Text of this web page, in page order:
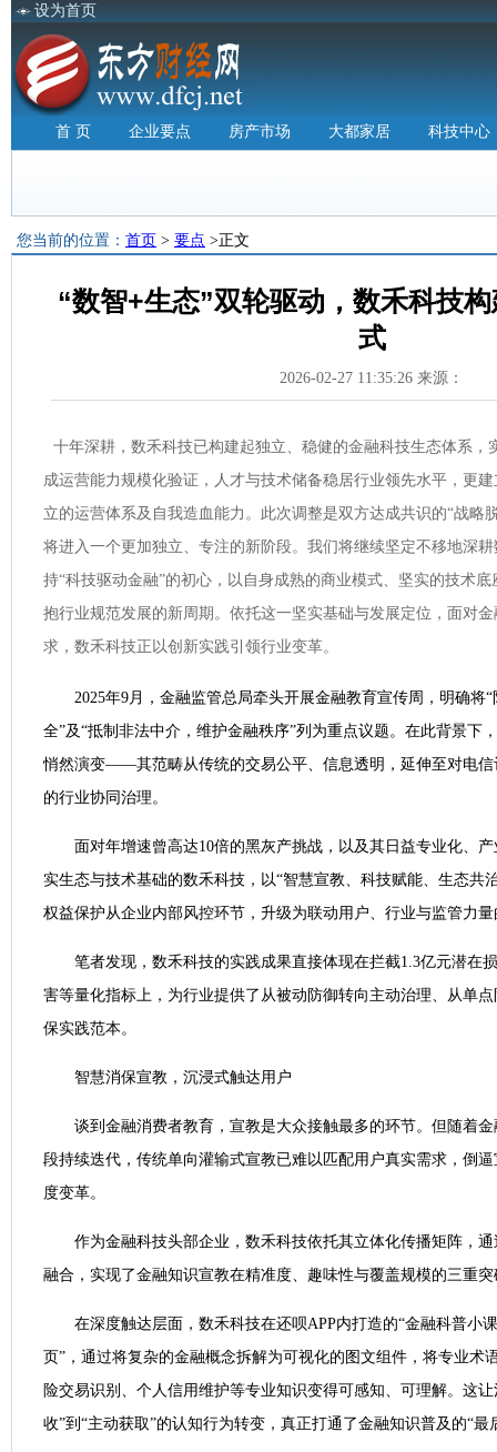
设为首页
首 页 企业要点 房产市场 大都家居 科技中心
您当前的位置： 首页 > 要点 >正文
“数智+生态”双轮驱动，数禾科技
式
2026-02-27 11:35:26 来源：
十年深耕，数禾科技已构建起独立、稳健的金融科技生态体系，
成运营能力规模化验证，人才与技术储备稳居行业领先水平，更
立的运营体系及自我造血能力。此次调整是双方达成共识的“战略
将进入一个更加独立、专注的新阶段。我们将继续坚定不移地深
持“科技驱动金融”的初心，以自身成熟的商业模式、坚实的技术
抱行业规范发展的新周期。依托这一坚实基础与发展定位，面对
求，数禾科技正以创新实践引领行业变革。
2025年9月，金融监管总局牵头开展金融教育宣传周，明确将
全”及“抵制非法中介，维护金融秩序”列为重点议题。在此背景下
悄然演变——其范畴从传统的交易公平、信息透明，延伸至对电信
的行业协同治理。
面对年增速曾高达10倍的黑灰产挑战，以及其日益专业化、
实生态与技术基础的数禾科技，以“智慧宣教、科技赋能、生态共
权益保护从企业内部风控环节，升级为联动用户、行业与监管力
笔者发现，数禾科技的实践成果直接体现在拦截1.3亿元潜在
害等量化指标上，为行业提供了从被动防御转向主动治理、从单
保实践范本。
智慧消保宣教，沉浸式触达用户
谈到金融消费者教育，宣教是大众接触最多的环节。但随着
段持续迭代，传统单向灌输式宣教已难以匹配用户真实需求，倒
度变革。
作为金融科技头部企业，数禾科技依托其立体化传播矩阵，
融合，实现了金融知识宣教在精准度、趣味性与覆盖规模的三重突
在深度触达层面，数禾科技在还呗APP内打造的“金融科普小
页”，通过将复杂的金融概念拆解为可视化的图文组件，将专业术
险交易识别、个人信用维护等专业知识变得可感知、可理解。这
收”到“主动获取”的认知行为转变，真正打通了金融知识普及的“最